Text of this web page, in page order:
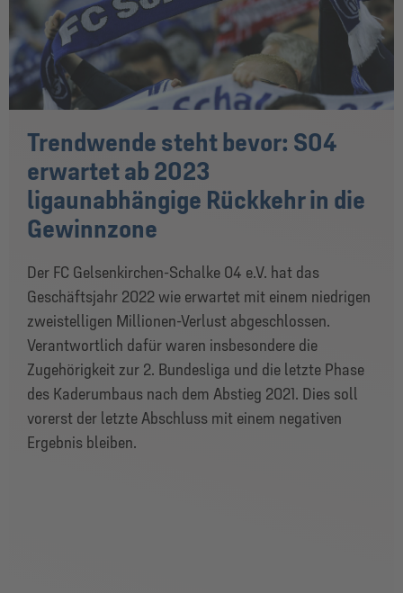
Trendwende steht bevor: S04
erwartet ab 2023
ligaunabhängige Rückkehr in die
Gewinnzone
Der FC Gelsenkirchen-Schalke 04 e.V. hat das
Geschäftsjahr 2022 wie erwartet mit einem niedrigen
zweistelligen Millionen-Verlust abgeschlossen.
Verantwortlich dafür waren insbesondere die
Zugehörigkeit zur 2. Bundesliga und die letzte Phase
des Kaderumbaus nach dem Abstieg 2021. Dies soll
vorerst der letzte Abschluss mit einem negativen
Ergebnis bleiben.